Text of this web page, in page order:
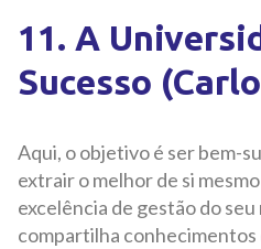
11. A
Sucesso
Aqui, o objetivo é ser bem-
extrair o melhor de si
excelência de gestão do
compartilha conhecimentos